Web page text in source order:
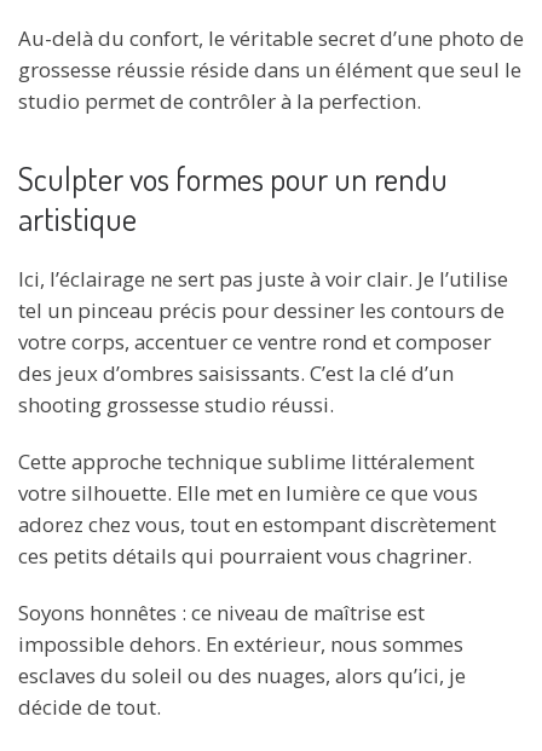
Au-delà du confort, le véritable secret d’une photo de
grossesse réussie réside dans un élément que seul le
studio permet de contrôler à la perfection.
Sculpter vos formes pour un rendu
artistique
Ici, l’éclairage ne sert pas juste à voir clair. Je l’utilise
tel un pinceau précis pour dessiner les contours de
votre corps, accentuer ce ventre rond et composer
des jeux d’ombres saisissants. C’est la clé d’un
shooting grossesse studio réussi.
Cette approche technique sublime littéralement
votre silhouette. Elle met en lumière ce que vous
adorez chez vous, tout en estompant discrètement
ces petits détails qui pourraient vous chagriner.
Soyons honnêtes : ce niveau de maîtrise est
impossible dehors. En extérieur, nous sommes
esclaves du soleil ou des nuages, alors qu’ici, je
décide de tout.